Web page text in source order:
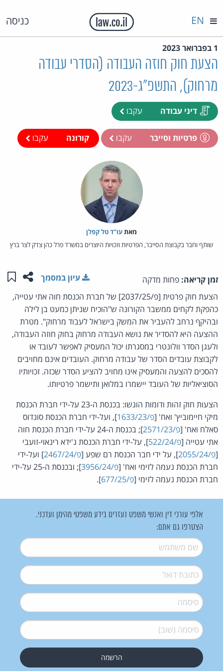
כניסה EN
1 בפברואר 2023
הצעת חוק חוזה העבודה (הסדרי עבודה
מרחוק), התשפ"ג-2023
דיני עבודה עקבו
פרטיות וסייבר עקבו קורונה עקבו
מאת‏עו"ד טל קפלן
שותף וחבר בקבוצת הסייבר, הפרטיות וזכויות היוצרים במשרד פרל כהן צדק לצר ברץ
זמן קריאה: פחות מדקה שתפו
עיון במסמך
הצעת חוק פרטית [פ/2037/25] של חברת הכנסת חוה אתי עטייה,
כהפקת לקחים ממשבר הקורונה ש"הוכיח שניתן כמעט בן לילה
ובהיקף נרחב להעביר את המשק בישראל לעבוד מרחוק". מטרת
ההצעה היא להסדיר את נושא העבודה מרחוק בחוק חוזה העבודה,
ולעגן הסדר וולונטרי במסגרתו יכול המעסיק לאפשר לעובד או
לקבוצת עובדים הסדר של עבודה מרחוק. העובדים אינם מחויבים
להסכים להצעה והמעסיק אינו מחויב להציע הסדר שכזה. זכויותיו
הסוציאליות של העובד יישמרו במלואן ותישמר פרטיותו.
הצעות חוק זהות ודומות הוגשו: בכנסת ה-23 על-ידי חברת הכנסת
מיקי חיימוביץ' ואח' [פ/1633/23
], ועל-ידי חברת הכנסת סונדוס
סאלח ואח' [פ/2571/23
]; בכנסת ה-24 על-ידי חברת הכנסת חוה
אתי עטייה [פ/522/24
], על-ידי חברת הכנסת ג'ידא רינאוי-זועבי
[פ/2055/24 ], על ידי חבר הכנסת רם שפע [פ/2467/24
] ועל-ידי
חברת הכנסת נעמה לזימי ואח' [פ/3956/24
]; ובכנסת ה-25 על-ידי
חברת הכנסת נעמה לזימי [פ/677/25 ].
אלפי עורכי דין ואנשי משפט נעזרים בידע משפטי מהימן ועדכני.
הצטרפו גם אתם:
שם משתמש*
דואל*
סיסמה*
סיסמה (שוב)*